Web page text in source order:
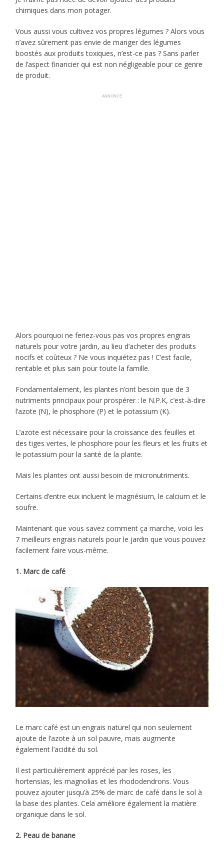
chimiques dans mon potager.
Vous aussi vous cultivez vos propres légumes ? Alors vous
n’avez sûrement pas envie de manger des légumes
boostés aux produits toxiques, n’est-ce pas ? Sans parler
de l’aspect financier qui est non négligeable pour ce genre
de produit.
ANNONCE
Alors pourquoi ne feriez-vous pas vos propres engrais
naturels pour votre jardin, au lieu d’acheter des produits
nocifs et coûteux ? Ne vous inquiétez pas ! C’est facile,
rentable et plus sain pour toute la famille.
Fondamentalement, les plantes n’ont besoin que de 3
nutriments principaux pour prospérer : le N.P.K, c’est-à-dire
l’azote (N), le phosphore (P) et le potassium (K).
L’azote est nécessaire pour la croissance des feuilles et
des tiges vertes, le phosphore pour les fleurs et les fruits et
le potassium pour la santé de la plante.
Mais les plantes ont aussi besoin de micronutriments.
Certains d’entre eux incluent le magnésium, le calcium et le
soufre.
Maintenant que vous savez comment ça marche, voici les
7 meilleurs engrais naturels pour le jardin que vous pouvez
facilement faire vous-même.
1. Marc de café
Le marc café est un engrais naturel qui non seulement
ajoute de l’azote à un sol pauvre, mais augmente
également l’acidité du sol.
Il est particulièrement apprécié par les roses, les
hortensias, les magnolias et les rhododendrons. Vous
pouvez ajouter jusqu’à 25% de marc de café dans le sol à
la base des plantes. Cela améliore également la matière
organique dans le sol.
​2. Peau de banane